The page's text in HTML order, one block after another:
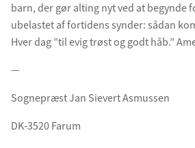
barn, der gør alting nyt ved at begynde
ubelastet af fortidens synder: sådan
Hver dag ”til evig trøst og godt håb.”
—
Sognepræst Jan Sievert Asmussen
DK-3520 Farum